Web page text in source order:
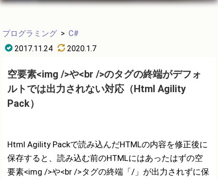
プログラミング > C#
2017.11.24
2020.1.7
空要素<img />や<br />のタグの終端がデフォ
ルトでは出力されない対応（Html Agility
Pack）
Html Agility Packで読み込んだHTMLの内容を修正後に
保存すると、読み込む前のHTMLにはあったはずの空
要素<img />や<br />タグの終端「/」が出力されずに保